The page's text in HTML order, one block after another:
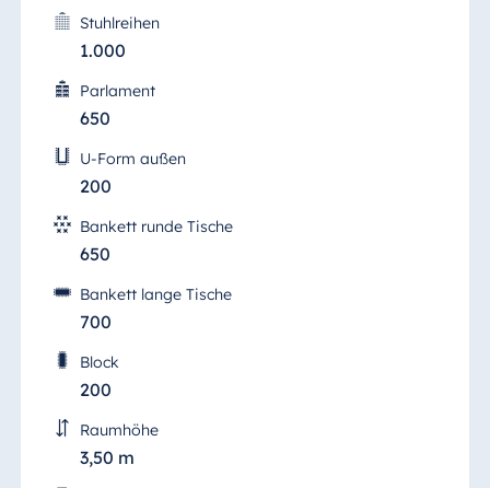
Ägypten
Jolie Ville Resort
& Casino Sharm
El Sheikh
Albanien
Hotel Plaza
Resort Marina
Bulgarien
Hotel Paradise
Stuhlreihen
1.000
Parlament
650
U-Form außen
200
Bankett runde Tische
650
Bankett lange Tische
700
Block
200
Raumhöhe
3,50 m